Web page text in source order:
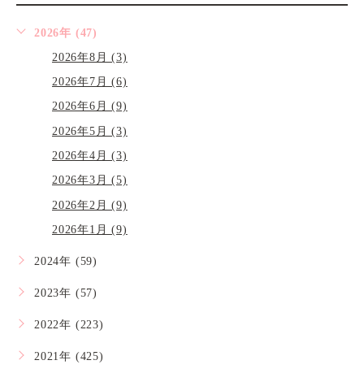
2026年 (47)
2026年8月 (3)
2026年7月 (6)
2026年6月 (9)
2026年5月 (3)
2026年4月 (3)
2026年3月 (5)
2026年2月 (9)
2026年1月 (9)
2024年 (59)
2023年 (57)
2022年 (223)
2021年 (425)